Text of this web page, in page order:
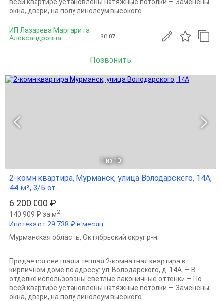
всей квартире установлены натяжные потолки — Заменены
окна, двери, на полу линолеум высокого...
ИП Лазарева Маргарита
Александровна
30.07
Позвонить
1 из 10
2-комн квартира, Мурманск, улица Володарского, 14А,
44 м², 3/5 эт.
6 200 000 ₽
140 909 ₽ за м2
Ипотека от 29 738 ₽ в месяц
Мурманская область, Октябрьский округ р-н
Продается светлая и теплая 2-комнатная квартира в
кирпичном доме по адресу: ул. Володарского, д. 14А. — В
отделке использованы светлые лаконичные оттенки — По
всей квартире установлены натяжные потолки — Заменены
окна, двери, на полу линолеум высокого...